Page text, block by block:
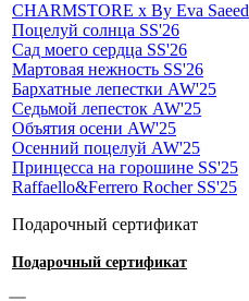
CHARMSTORE х By Eva Saeed
Поцелуй солнца SS'26
Сад моего сердца SS'26
Мартовая нежность SS'26
Бархатные лепестки AW'25
Седьмой лепесток AW'25
Объятия осени AW'25
Осенний поцелуй AW'25
Принцесса на горошине SS'25
Raffaello&Ferrero Rocher SS'25
Подарочный сертификат
Подарочный сертификат